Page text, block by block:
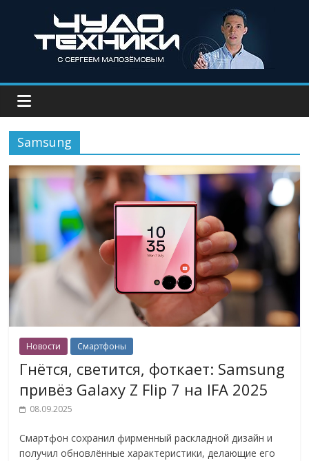
Samsung
Новости Смартфоны
Гнётся, светится, фоткает: Samsung
привёз Galaxy Z Flip 7 на IFA 2025
08.09.2025
Смартфон сохранил фирменный раскладной дизайн и
получил обновлённые характеристики, делающие его